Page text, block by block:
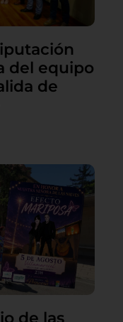
del equipo
de